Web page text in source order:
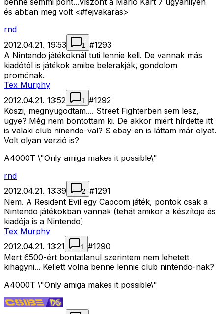
benne semmi pont...Viszont a Mario Kart 7 ugyanilyen
és abban meg volt <#fejvakaras>
rnd
2012.04.21. 19:53
1 #1293
A Nintendo játékoknál tuti lennie kell. De vannak más
kiadótól is játékok amibe belerakják, gondolom
promónak.
Tex Murphy
2012.04.21. 13:52
1 #1292
Köszi, megnyugodtam.... Street Fighterben sem lesz,
ugye? Még nem bontottam ki. De akkor miért hírdette itt
is valaki club ninendo-val? S ebay-en is láttam már olyat.
Volt olyan verzió is?
A4000T \"Only amiga makes it possible\"
rnd
2012.04.21. 13:39
2 #1291
Nem. A Resident Evil egy Capcom játék, pontok csak a
Nintendo játékokban vannak (tehát amikor a készítõje és
kiadója is a Nintendo)
Tex Murphy
2012.04.21. 13:21
1 #1290
Mert 6500-ért bontatlanul szerintem nem lehetett
kihagyni... Kellett volna benne lennie club nintendo-nak?
A4000T \"Only amiga makes it possible\"